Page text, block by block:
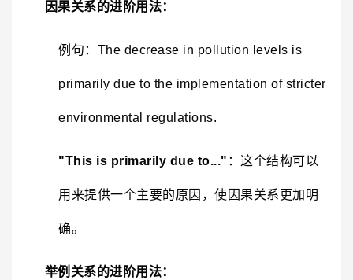
因果关系的进阶用法：
例句：The decrease in pollution levels is
primarily due to the implementation of stricter
environmental regulations.
"This is primarily due to..." ：这个结构可以
用来提供一个主要的原因，使因果关系更加明
确。
举例关系的进阶用法：